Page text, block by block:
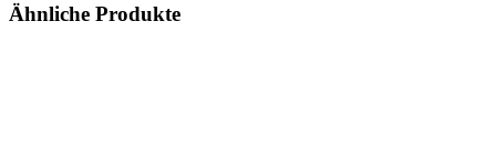
Ähnliche Produkte